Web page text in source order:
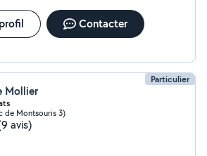
Contacter
Particulier
Mollier
de Montsouris 3)
avis)